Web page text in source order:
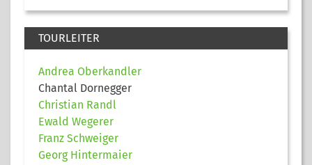
TOURLEITER
Andrea Oberkandler
Chantal Dornegger
Christian Randl
Ewald Wegerer
Franz Schweiger
Georg Hintermaier